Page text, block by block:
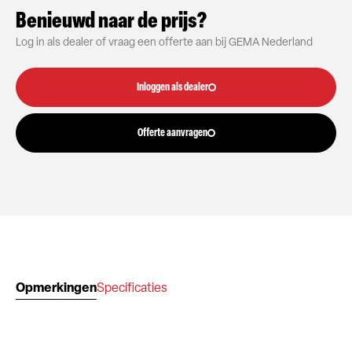
Benieuwd naar de prijs?
Log in als dealer of vraag een offerte aan bij GEMA Nederland
Inloggen als dealer
Offerte aanvragen
OpmerkingenSpecificaties